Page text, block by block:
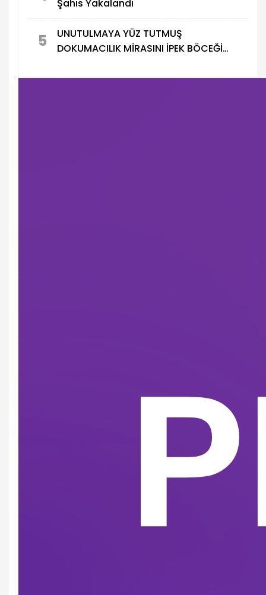
Şahıs Yakalandı
5
UNUTULMAYA YÜZ TUTMUŞ
DOKUMACILIK MİRASINI İPEK BÖCEĞİ